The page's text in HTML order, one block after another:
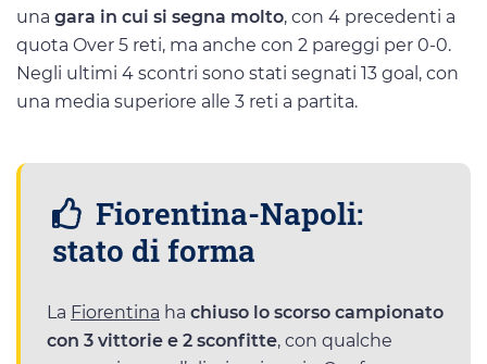
una gara in cui si segna molto, con 4 precedenti a
quota Over 5 reti, ma anche con 2 pareggi per 0-0.
Negli ultimi 4 scontri sono stati segnati 13 goal, con
una media superiore alle 3 reti a partita.
Fiorentina-Napoli:
stato di forma
La Fiorentina ha chiuso lo scorso campionato
con 3 vittorie e 2 sconfitte, con qualche